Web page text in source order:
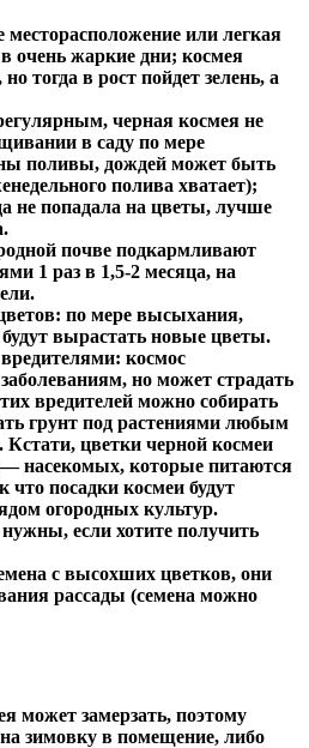
месторасположение или легкая
очень жаркие дни; космея
тогда в рост пойдет зелень, а
черная космея не
в саду по мере
поливы, дождей может быть
полива хватает);
не попадала на цветы, лучше
почве подкармливают
1 раз в 1,5-2 месяца, на
: по мере высыхания,
вырастать новые цветы.
: космос
но может страдать
вредителей можно собирать
грунт под растениями любым
цветки черной космеи
— насекомых, которые питаются
посадки космеи будут
огородных культур.
если хотите получить
с высохших цветков, они
рассады (семена можно
может замерзать, поэтому
зимовку в помещение, либо